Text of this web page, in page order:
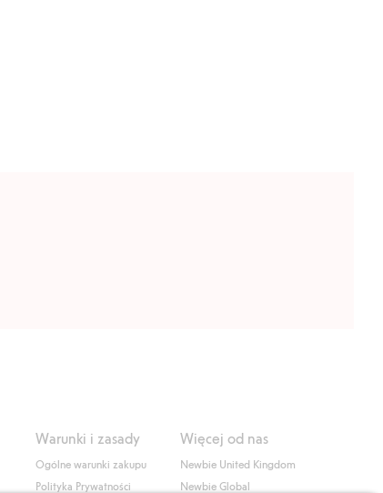
Warunki i zasady
Ogólne warunki zakupu
Polityka Prywatności
Więcej od nas
Newbie United Kingdom
Newbie Global